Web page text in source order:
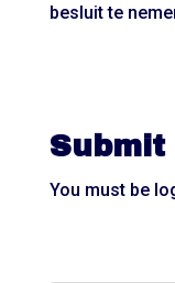
besluit te
Submit
You must be